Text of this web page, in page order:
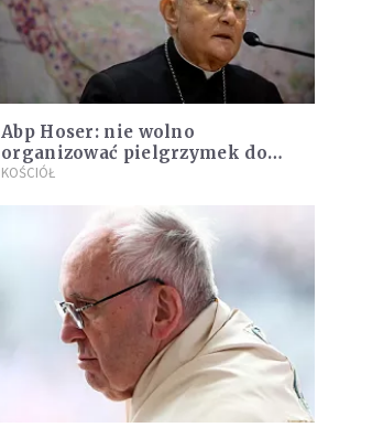
Abp Hoser: nie wolno
organizować pielgrzymek do
Medjugorie
KOŚCIÓŁ